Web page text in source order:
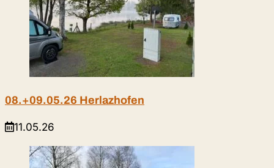
08.+09.05.26 Herlazhofen
11.05.26